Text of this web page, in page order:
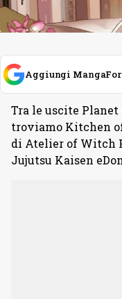
Aggiungi
Tra le uscite Planet
troviamo Kitchen
di Atelier of Witch
Jujutsu Kaisen